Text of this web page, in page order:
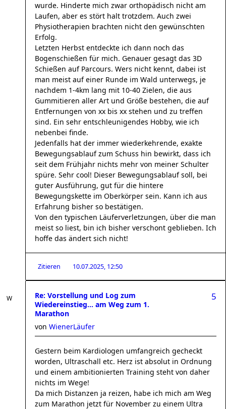
wurde. Hinderte mich zwar orthopädisch nicht am
Laufen, aber es stört halt trotzdem. Auch zwei
Physiotherapien brachten nicht den gewünschten
Erfolg.
Letzten Herbst entdeckte ich dann noch das
Bogenschießen für mich. Genauer gesagt das 3D
Schießen auf Parcours. Wers nicht kennt, dabei ist
man meist auf einer Runde im Wald unterwegs, je
nachdem 1-4km lang mit 10-40 Zielen, die aus
Gummitieren aller Art und Größe bestehen, die auf
Entfernungen von xx bis xx stehen und zu treffen
sind. Ein sehr entschleunigendes Hobby, wie ich
nebenbei finde.
Jedenfalls hat der immer wiederkehrende, exakte
Bewegungsablauf zum Schuss hin bewirkt, dass ich
seit dem Frühjahr nichts mehr von meiner Schulter
spüre. Sehr cool! Dieser Bewegungsablauf soll, bei
guter Ausführung, gut für die hintere
Bewegungskette im Oberkörper sein. Kann ich aus
Erfahrung bisher so bestätigen.
Von den typischen Läuferverletzungen, über die man
meist so liest, bin ich bisher verschont geblieben. Ich
hoffe das ändert sich nicht!
Zitieren 10.07.2025, 12:50
Re: Vorstellung und Log zum
Wiedereinstieg... am Weg zum 1.
Marathon
5
von WienerLäufer
Gestern beim Kardiologen umfangreich gecheckt
worden, Ultraschall etc. Herz ist absolut in Ordnung
und einem ambitionierten Training steht von daher
nichts im Wege!
Da mich Distanzen ja reizen, habe ich mich am Weg
zum Marathon jetzt für November zu einem Ultra